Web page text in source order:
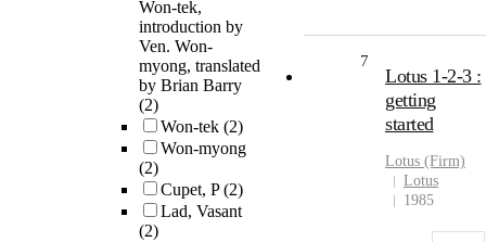
Won-tek,
introduction by
Ven. Won-
myong, translated
by Brian Barry
(2)
Won-tek (2)
Won-myong
(2)
Cupet, P(2)
Lad, Vasant
(2)
7
Lotus 1-2-3 :
getting
started
Lotus (Firm)
Lotus
1985